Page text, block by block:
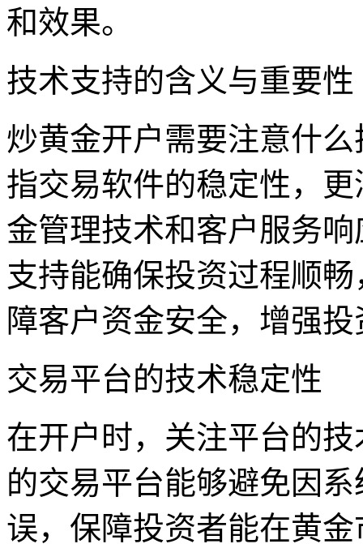
和效果。
技术支持的含义与重要性
炒黄金开户需要注意什
指交易软件的稳定性，
金管理技术和客户服务
支持能确保投资过程顺
障客户资金安全，增强
交易平台的技术稳定性
在开户时，关注平台的
的交易平台能够避免因
误，保障投资者能在黄